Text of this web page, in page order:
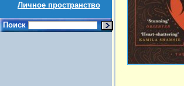
Личное пространство
Поиск